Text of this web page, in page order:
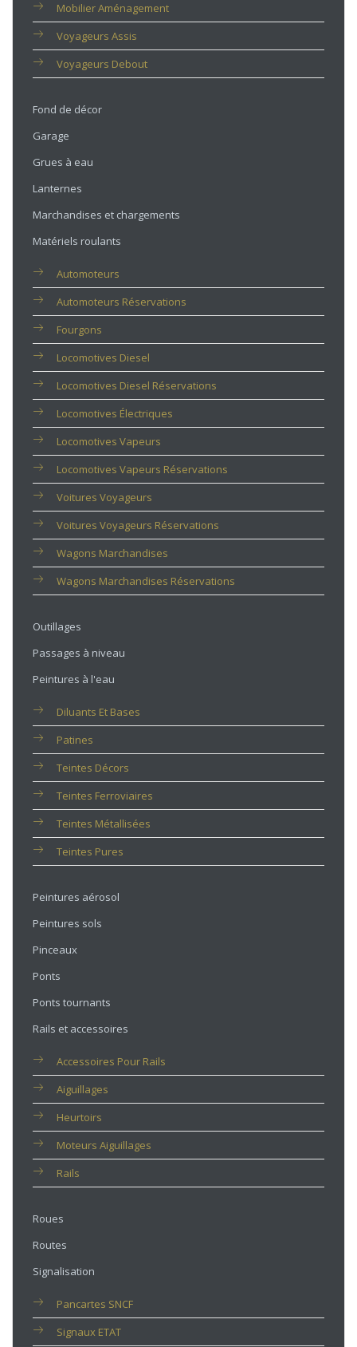
Mobilier Aménagement
Voyageurs Assis
Voyageurs Debout
Fond de décor
Garage
Grues à eau
Lanternes
Marchandises et chargements
Matériels roulants
Automoteurs
Automoteurs Réservations
Fourgons
Locomotives Diesel
Locomotives Diesel Réservations
Locomotives Électriques
Locomotives Vapeurs
Locomotives Vapeurs Réservations
Voitures Voyageurs
Voitures Voyageurs Réservations
Wagons Marchandises
Wagons Marchandises Réservations
Outillages
Passages à niveau
Peintures à l'eau
Diluants Et Bases
Patines
Teintes Décors
Teintes Ferroviaires
Teintes Métallisées
Teintes Pures
Peintures aérosol
Peintures sols
Pinceaux
Ponts
Ponts tournants
Rails et accessoires
Accessoires Pour Rails
Aiguillages
Heurtoirs
Moteurs Aiguillages
Rails
Roues
Routes
Signalisation
Pancartes SNCF
Signaux ETAT